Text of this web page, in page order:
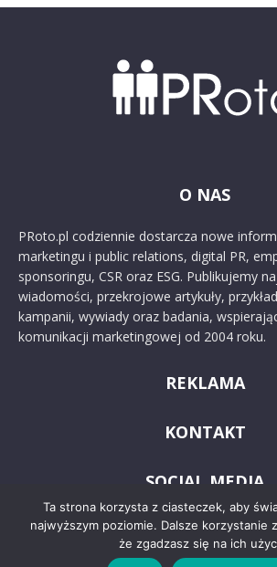
O NAS
PRoto.pl codziennie dostarcza nowe
marketingu i public relations, digital PR,
sponsoringu, CSR oraz ESG. Publikujemy
wiadomości, przekrojowe artykuły,
kampanii, wywiady oraz badania,
komunikacji marketingowej od 2004 roku.
REKLAMA
KONTAKT
SOCIAL MEDIA
Ta strona korzysta z ciasteczek, aby
najwyższym poziomie. Dalsze korzystanie
że zgadzasz się na ich